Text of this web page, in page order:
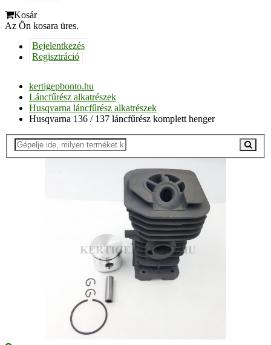
Kosár
Az Ön kosara üres.
Bejelentkezés
Regisztráció
kertigepbonto.hu
Láncfűrész alkatrészek
Husqvarna láncfűrész alkatrészek
Husqvarna 136 / 137 láncfűrész komplett henger